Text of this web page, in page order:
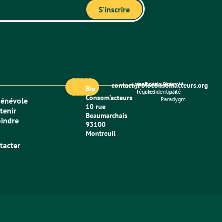
Bio
Consom’acteurs
10 rue
Beaumarchais
93100
Montreuil
contact@bioconsomacteurs.org
Mentions
légales
Politique de
confidentialité
Site créé
par
Paradygm